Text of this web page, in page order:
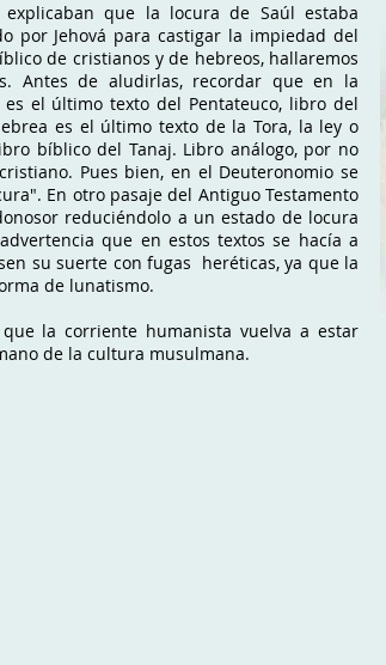
que la locura de Saúl estaba
por Jehová para castigar la impiedad del
de cristianos y de hebreos, hallaremos
Antes de aludirlas, recordar que en la
el último texto del Pentateuco, libro del
es el último texto de la Tora, la ley o
bíblico del Tanaj. Libro análogo, por no
Pues bien, en el Deuteronomio se
En otro pasaje del Antiguo Testamento
reduciéndolo a un estado de locura
que en estos textos se hacía a
su suerte con fugas heréticas, ya que la
de lunatismo.
la corriente humanista vuelva a estar
de la cultura musulmana.